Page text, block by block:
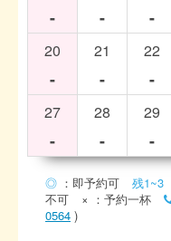
- - -
20
-
21
-
22
-
27
-
28
-
29
-
◎ ：即予約可 残1~3
不可
× ：予約一杯
0564 )